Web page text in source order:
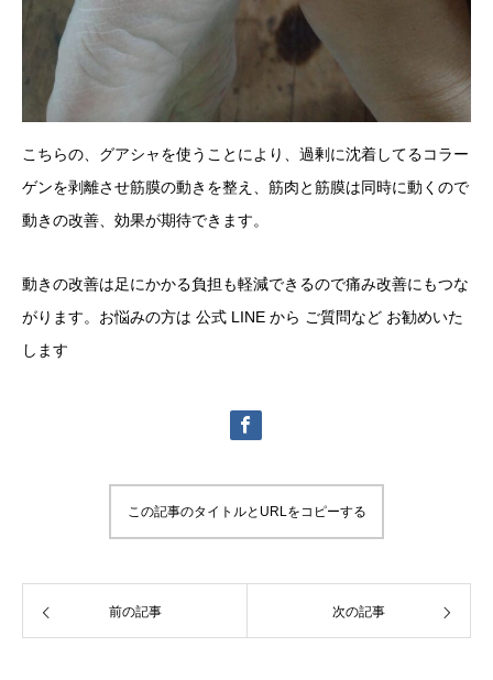
こちらの、グアシャを使うことにより、過剰に沈着してるコラー
ゲンを剥離させ筋膜の動きを整え、筋肉と筋膜は同時に動くので
動きの改善、効果が期待できます。
動きの改善は足にかかる負担も軽減できるので痛み改善にもつな
がります。お悩みの方は 公式 LINE から ご質問など お勧めいた
します
この記事のタイトルとURLをコピーする
前の記事 次の記事